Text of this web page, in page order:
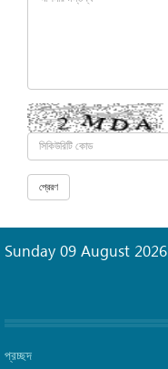
Sunday 09 August 2026
প্রচ্ছদ